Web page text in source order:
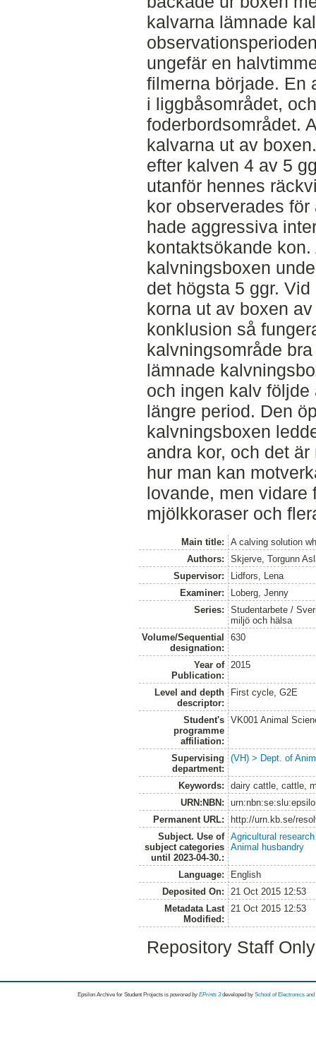
kalvarna lämnade
ungefär en
filmerna började. En
i liggbåsområdet,
foderbordsområdet.
kalvarna ut av
efter kalven 4 av 5
utanför hennes
kor observerades
hade aggressiva
kontaktsökande
kalvningsboxen
det högsta 5 ggr.
korna ut av boxen
konklusion så
kalvningsområde
lämnade
och ingen kalv
längre period. Den
kalvningsboxen
andra kor, och det
hur man kan
lovande, men vidare
mjölkkoraser och
Main title:
A calving solution
Authors:
Skjerve, Torgunn
Supervisor:
Lidfors, Lena
Examiner:
Loberg, Jenny
Series:
Studentarbete /
miljö och hälsa
Volume/Sequential
designation:
630
Year of
Publication:
2015
Level and depth
descriptor:
First cycle, G2E
Student's
programme
affiliation:
VK001 Animal
Supervising
department:
(VH) > Dept. of
Keywords:
dairy cattle, cattle,
URN:NBN:
Permanent URL:
http://urn.kb.se/
Subject. Use of
subject categories
until 2023-04-30.:
Agricultural research
Animal husbandry
Language:
English
Deposited On:
21 Oct 2015 12:53
Metadata Last
Modified:
21 Oct 2015 12:53
Repository Staff
Epsilon Archive for Student Projects is powored byEPrints 3 developed by School of Electronics